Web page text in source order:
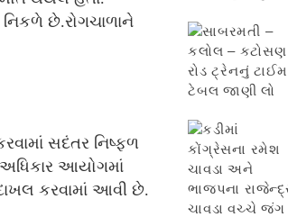
નિકળે છે.રોગચાળાને
સદંતર નિષ્ફળ
અધિકાર આયોગમાં
કરવામાં આવી છે.